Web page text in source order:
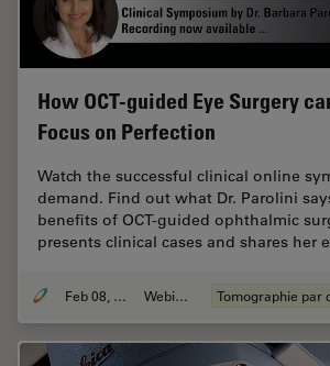
How OCT-guided Eye Surgery
Focus on Perfection
Watch the successful clinical online
demand. Find out what Dr. Parolini
benefits of OCT-guided ophthalmic
presents clinical cases and shares her
Feb 08, 2021 Webinaire